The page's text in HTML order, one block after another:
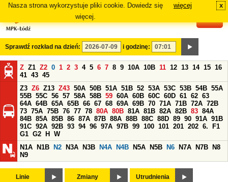
Nasza strona wykorzystuje pliki cookie. Dowiedz się
więcej.
więcej x
Sprawdź rozkład na dzień: i godzinę:
Z Z1 Z2 0 1 2 3 4 5 6 7 8 9 10A 10B 11 12 13 14 15 16
41 43 45
Z3 Z6 Z13 Z43 50A 50B 51A 51B 52 53A 53C 53B 54B 55A
55B 55C 56 57 58A 58B 59 60A 60B 60C 60D 61 62 63
64A 64B 65A 65B 66 67 68 69A 69B 70 71A 71B 72A 72B
73 75A 75B 76 77 78 80A 80B 81A 81B 82A 82B 83 84A
84B 85A 85B 86 87A 87B 88A 88B 88C 88D 89 90 91A 91B
91C 92A 92B 93 94 96 97A 97B 99 100 101 201 202 6.
F1
G1 G2 H
W
N1A
N1B N2 N3A N3B N4A N4B N5A N5B N6 N7A N7B
N8
N9
Linie Zmiany Utrudnienia